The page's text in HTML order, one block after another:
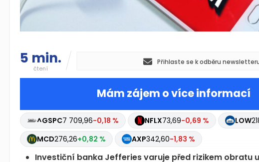
5 min.
čtení
Přihlaste se k odběru
Mám zájem o více informací
^GSPC7 709,96-0,18 % ABBV243,87-0,95 % NFLX
LOW218,40-0,70 % MCD276,26+0,82 %
Investiční banka Jefferies varuje před rizikem obratu